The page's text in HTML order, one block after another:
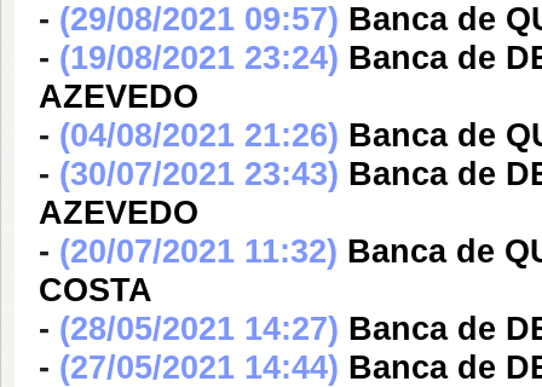
- (29/08/2021 09:57) Banca de
- (19/08/2021 23:24) Banca de
AZEVEDO
- (04/08/2021 21:26) Banca de
- (30/07/2021 23:43) Banca de
AZEVEDO
- (20/07/2021 11:32) Banca de
COSTA
- (28/05/2021 14:27) Banca de
- (27/05/2021 14:44) Banca de